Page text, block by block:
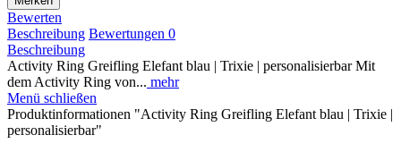
Bewerten
Beschreibung Bewertungen 0
Beschreibung
Activity Ring Greifling Elefant blau | Trixie | personalisierbar Mit
dem Activity Ring von... mehr
Menü schließen
Produktinformationen "Activity Ring Greifling Elefant blau | Trixie |
personalisierbar"